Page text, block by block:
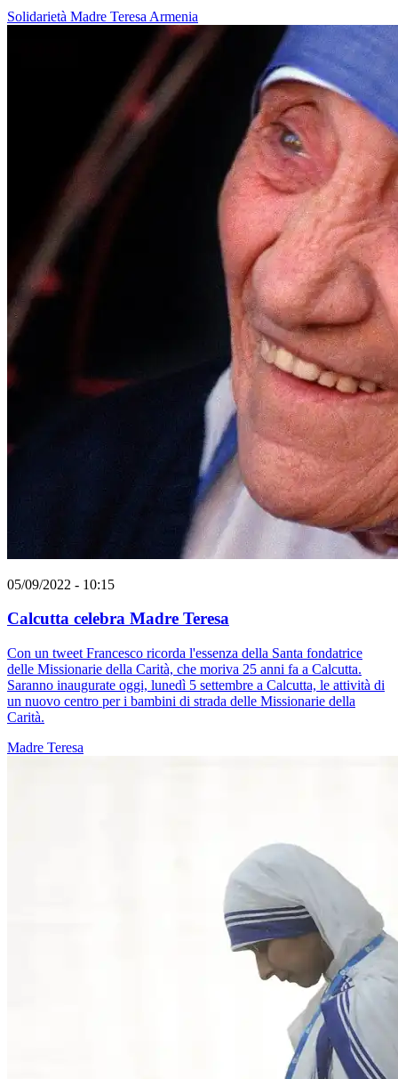
Solidarietà Madre Teresa Armenia
05/09/2022 - 10:15
Calcutta celebra Madre Teresa
Con un tweet Francesco ricorda l'essenza della Santa fondatrice
delle Missionarie della Carità, che moriva 25 anni fa a Calcutta.
Saranno inaugurate oggi, lunedì 5 settembre a Calcutta, le attività di
un nuovo centro per i bambini di strada delle Missionarie della
Carità.
Madre Teresa